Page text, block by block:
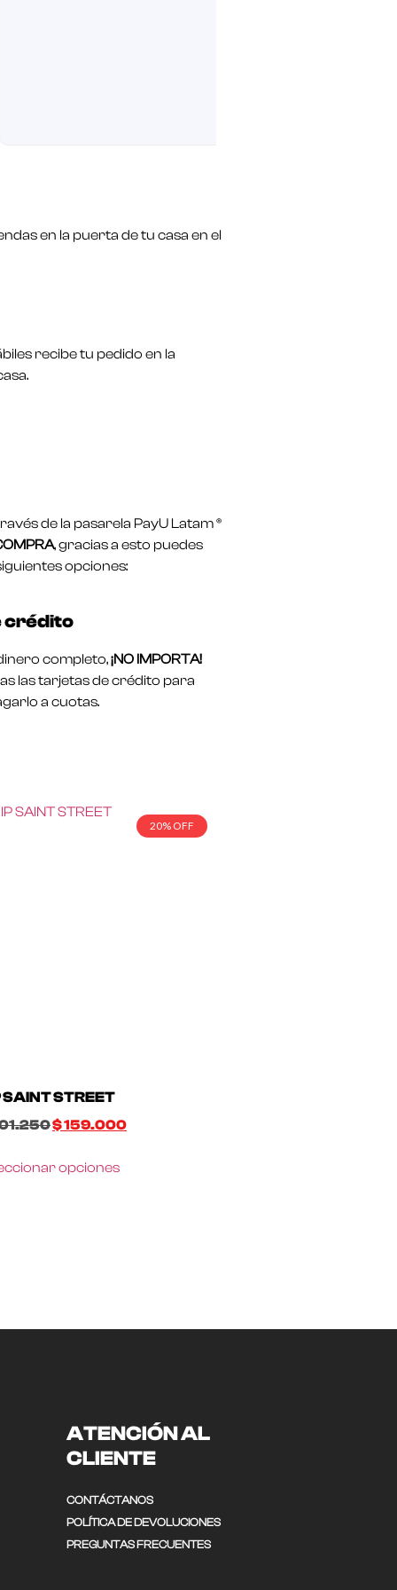
en la puerta de tu casa en el
recibe tu pedido en la
de la pasarela PayU Latam ®
, gracias a esto puedes
opciones:
crédito
completo,¡NO IMPORTA!
las tarjetas de crédito para
a cuotas.
20% OFF
SAINT STREET
$159.000
opciones
ATENCIÓN AL
CLIENTE
CONTÁCTANOS
POLÍTICA DE DEVOLUCIONES
PREGUNTAS FRECUENTES